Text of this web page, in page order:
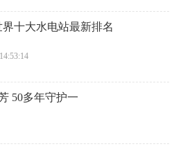
界十大水电站最新排名
50多年守护一